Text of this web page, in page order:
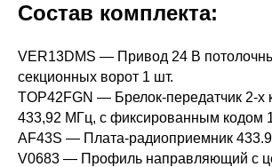
Состав комплекта:
VER13DMS — Привод 24 В
секционных ворот 1 шт.
TOP42FGN — Брелок-передатчик 2-х
433,92 МГц, с фиксированным кодом
AF43S — Плата-радиоприемник
V0683 — Профиль направляющий с
21
230B; 50
Гц
компании — и
модели с
для
системы
Мы
и